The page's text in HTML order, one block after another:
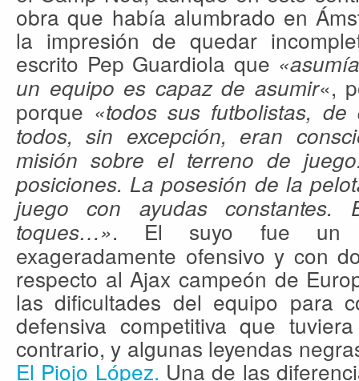
obra que había alumbrado en
la impresión de quedar
escrito Pep Guardiola que
un equipo es capaz de asumir«,
porque «todos sus futbolistas,
todos, sin excepción, eran
misión sobre el terreno de
posiciones. La posesión de la
juego con ayudas constantes.
toques…». El suyo fue un
exageradamente ofensivo y con
respecto al Ajax campeón de
las dificultades del equipo para
defensiva competitiva que
contrario, y algunas leyendas
El Piojo López. Una de las